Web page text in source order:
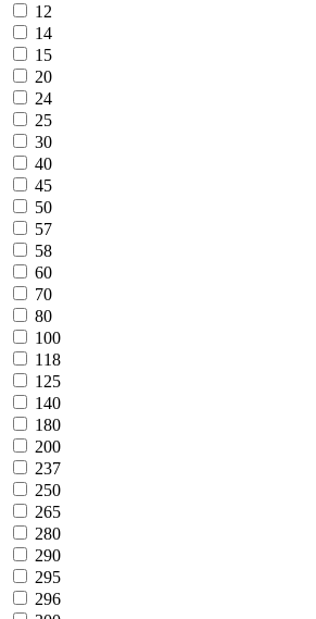
12
14
15
20
24
25
30
40
45
50
57
58
60
70
80
100
118
125
140
180
200
237
250
265
280
290
295
296